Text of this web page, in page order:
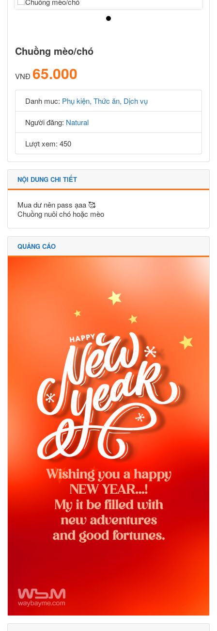
Chuồng mèo/chó
VNĐ 65.000
Danh muc: Phụ kiện, Thức ăn, Dịch vụ
Người đăng: Natural
Lượt xem: 450
NỘI DUNG CHI TIẾT
Mua dư nên pass ạaa 🥰
Chuồng nuôi chó hoặc mèo
QUẢNG CÁO